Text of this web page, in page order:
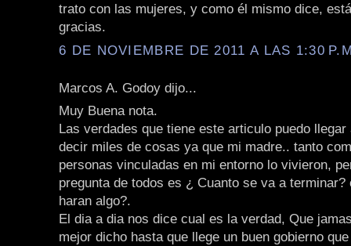
trato con las mujeres, y como él mismo dice,
gracias.
6 DE NOVIEMBRE DE 2011 A LAS 1:30
Marcos A. Godoy dijo...
Muy Buena nota.
Las verdades que tiene este articulo puedo
decir miles de cosas ya que mi madre.. tanto
personas vinculadas en mi entorno lo vivieron,
pregunta de todos es ¿ Cuanto se va a terminar?
haran algo?.
El dia a dia nos dice cual es la verdad, Que
mejor dicho hasta que llege un buen gobierno